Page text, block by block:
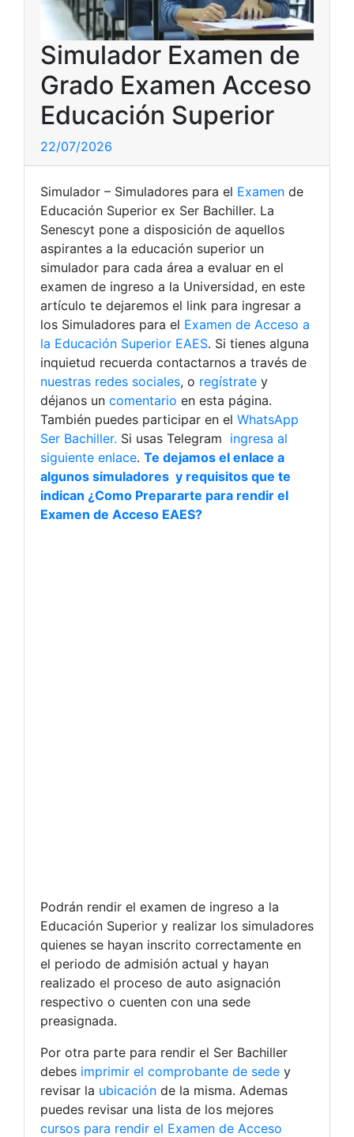
Simulador Examen de
Grado Examen Acceso
Educación Superior
22/07/2026
Simulador – Simuladores para el Examen de
Educación Superior ex Ser Bachiller. La
Senescyt pone a disposición de aquellos
aspirantes a la educación superior un
simulador para cada área a evaluar en el
examen de ingreso a la Universidad, en este
artículo te dejaremos el link para ingresar a
los Simuladores para el Examen de Acceso a
la Educación Superior EAES. Si tienes alguna
inquietud recuerda contactarnos a través de
nuestras redes sociales, o regístrate y
déjanos un comentario en esta página.
También puedes participar en el WhatsApp
Ser Bachiller. Si usas Telegram ingresa al
siguiente enlace. Te dejamos el enlace a
algunos simuladores y requisitos que te
indican ¿Como Prepararte para rendir el
Examen de Acceso EAES?
Podrán rendir el examen de ingreso a la
Educación Superior y realizar los simuladores
quienes se hayan inscrito correctamente en
el periodo de admisión actual y hayan
realizado el proceso de auto asignación
respectivo o cuenten con una sede
preasignada.
Por otra parte para rendir el Ser Bachiller
debes imprimir el comprobante de sede y
revisar la ubicación de la misma. Ademas
puedes revisar una lista de los mejores
cursos para rendir el Examen de Acceso